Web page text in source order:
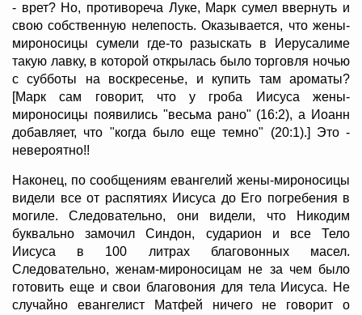
- врет? Но, противореча Луке, Марк сумел ввернуть и
свою собственную нелепость. Оказывается, что жены-
мироносицы сумели где-то разыскать в Иерусалиме
такую лавку, в которой открылась было торговля ночью
с субботы на воскресенье, и купить там ароматы?
[Марк сам говорит, что у гроба Иисуса жены-
мироносицы появились "весьма рано" (16:2), а Иоанн
добавляет, что "когда было еще темно" (20:1).] Это -
невероятно!!
Наконец, по сообщениям евангелий жены-мироносицы
видели все от распятиях Иисуса до Его погребения в
могиле. Следовательно, они видели, что Никодим
буквально замочил Синдон, сударион и все Тело
Иисуса в 100 литрах благовонных масел.
Следовательно, женам-мироносицам не за чем было
готовить еще и свои благовония для тела Иисуса. Не
случайно евангелист Матфей ничего не говорит о